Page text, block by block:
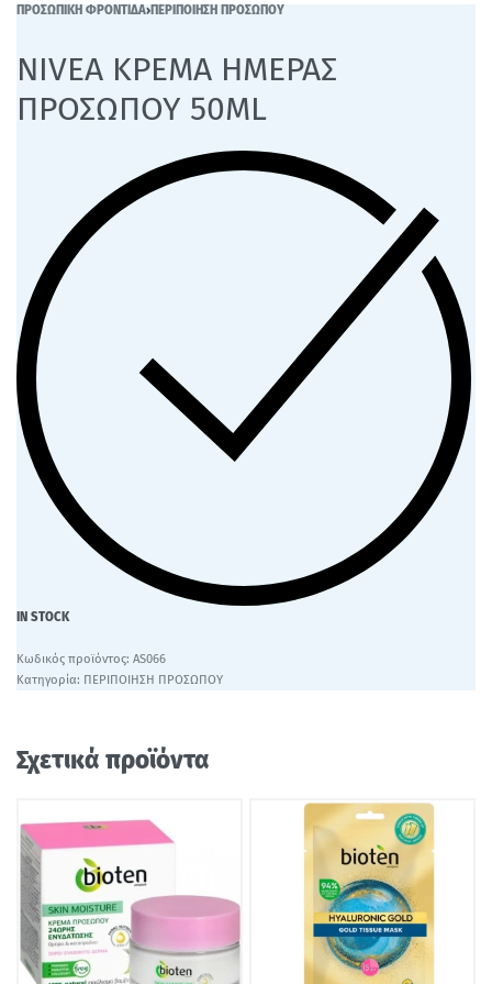
ΠΡΟΣΩΠΙΚΗ ΦΡΟΝΤΙΔΑ›ΠΕΡΙΠΟΙΗΣΗ ΠΡΟΣΩΠΟΥ
NIVEA ΚΡΕΜΑ ΗΜΕΡΑΣ
ΠΡΟΣΩΠΟΥ 50ML
IN STOCK
AS066
Κατηγορία: ΠΕΡΙΠΟΙΗΣΗ ΠΡΟΣΩΠΟΥ
Σχετικά προϊόντα